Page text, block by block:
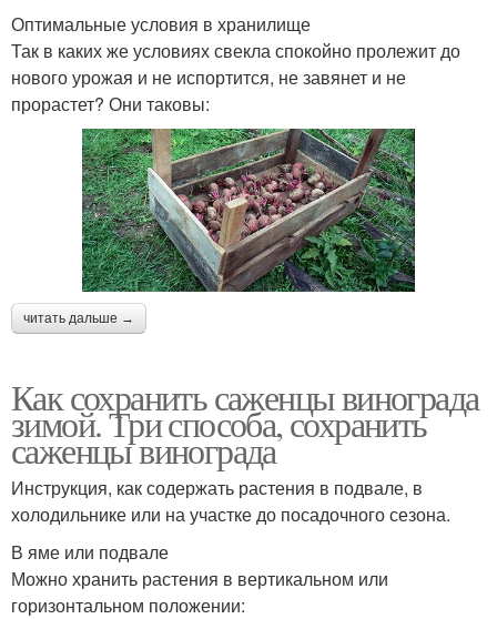
Оптимальные условия в хранилище
Так в каких же условиях свекла спокойно пролежит до
нового урожая и не испортится, не завянет и не
прорастет? Они таковы:
читать дальше →
Как сохранить саженцы винограда
зимой. Три способа, сохранить
саженцы винограда
Инструкция, как содержать растения в подвале, в
холодильнике или на участке до посадочного сезона.
В яме или подвале
Можно хранить растения в вертикальном или
горизонтальном положении: